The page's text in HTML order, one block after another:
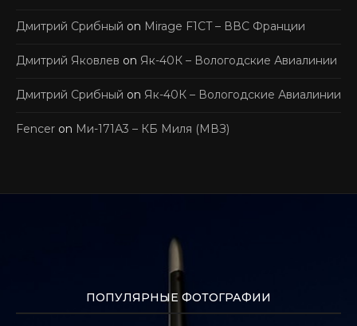
Дмитрий Срибный on Mirage F1CT – ВВС Франции
Дмитрий Яковлев on Як-40К – Вологодские Авиалинии
Дмитрий Срибный on Як-40К – Вологодские Авиалинии
Fencer on Ми-171А3 – КБ Миля (МВЗ)
ПОПУЛЯРНЫЕ ФОТОГРАФИИ